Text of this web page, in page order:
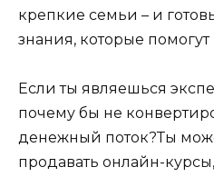
крепкие семьи – и
знания, которые помогут
Если ты являешься
почему бы не
денежный поток?Ты
продавать онлайн-